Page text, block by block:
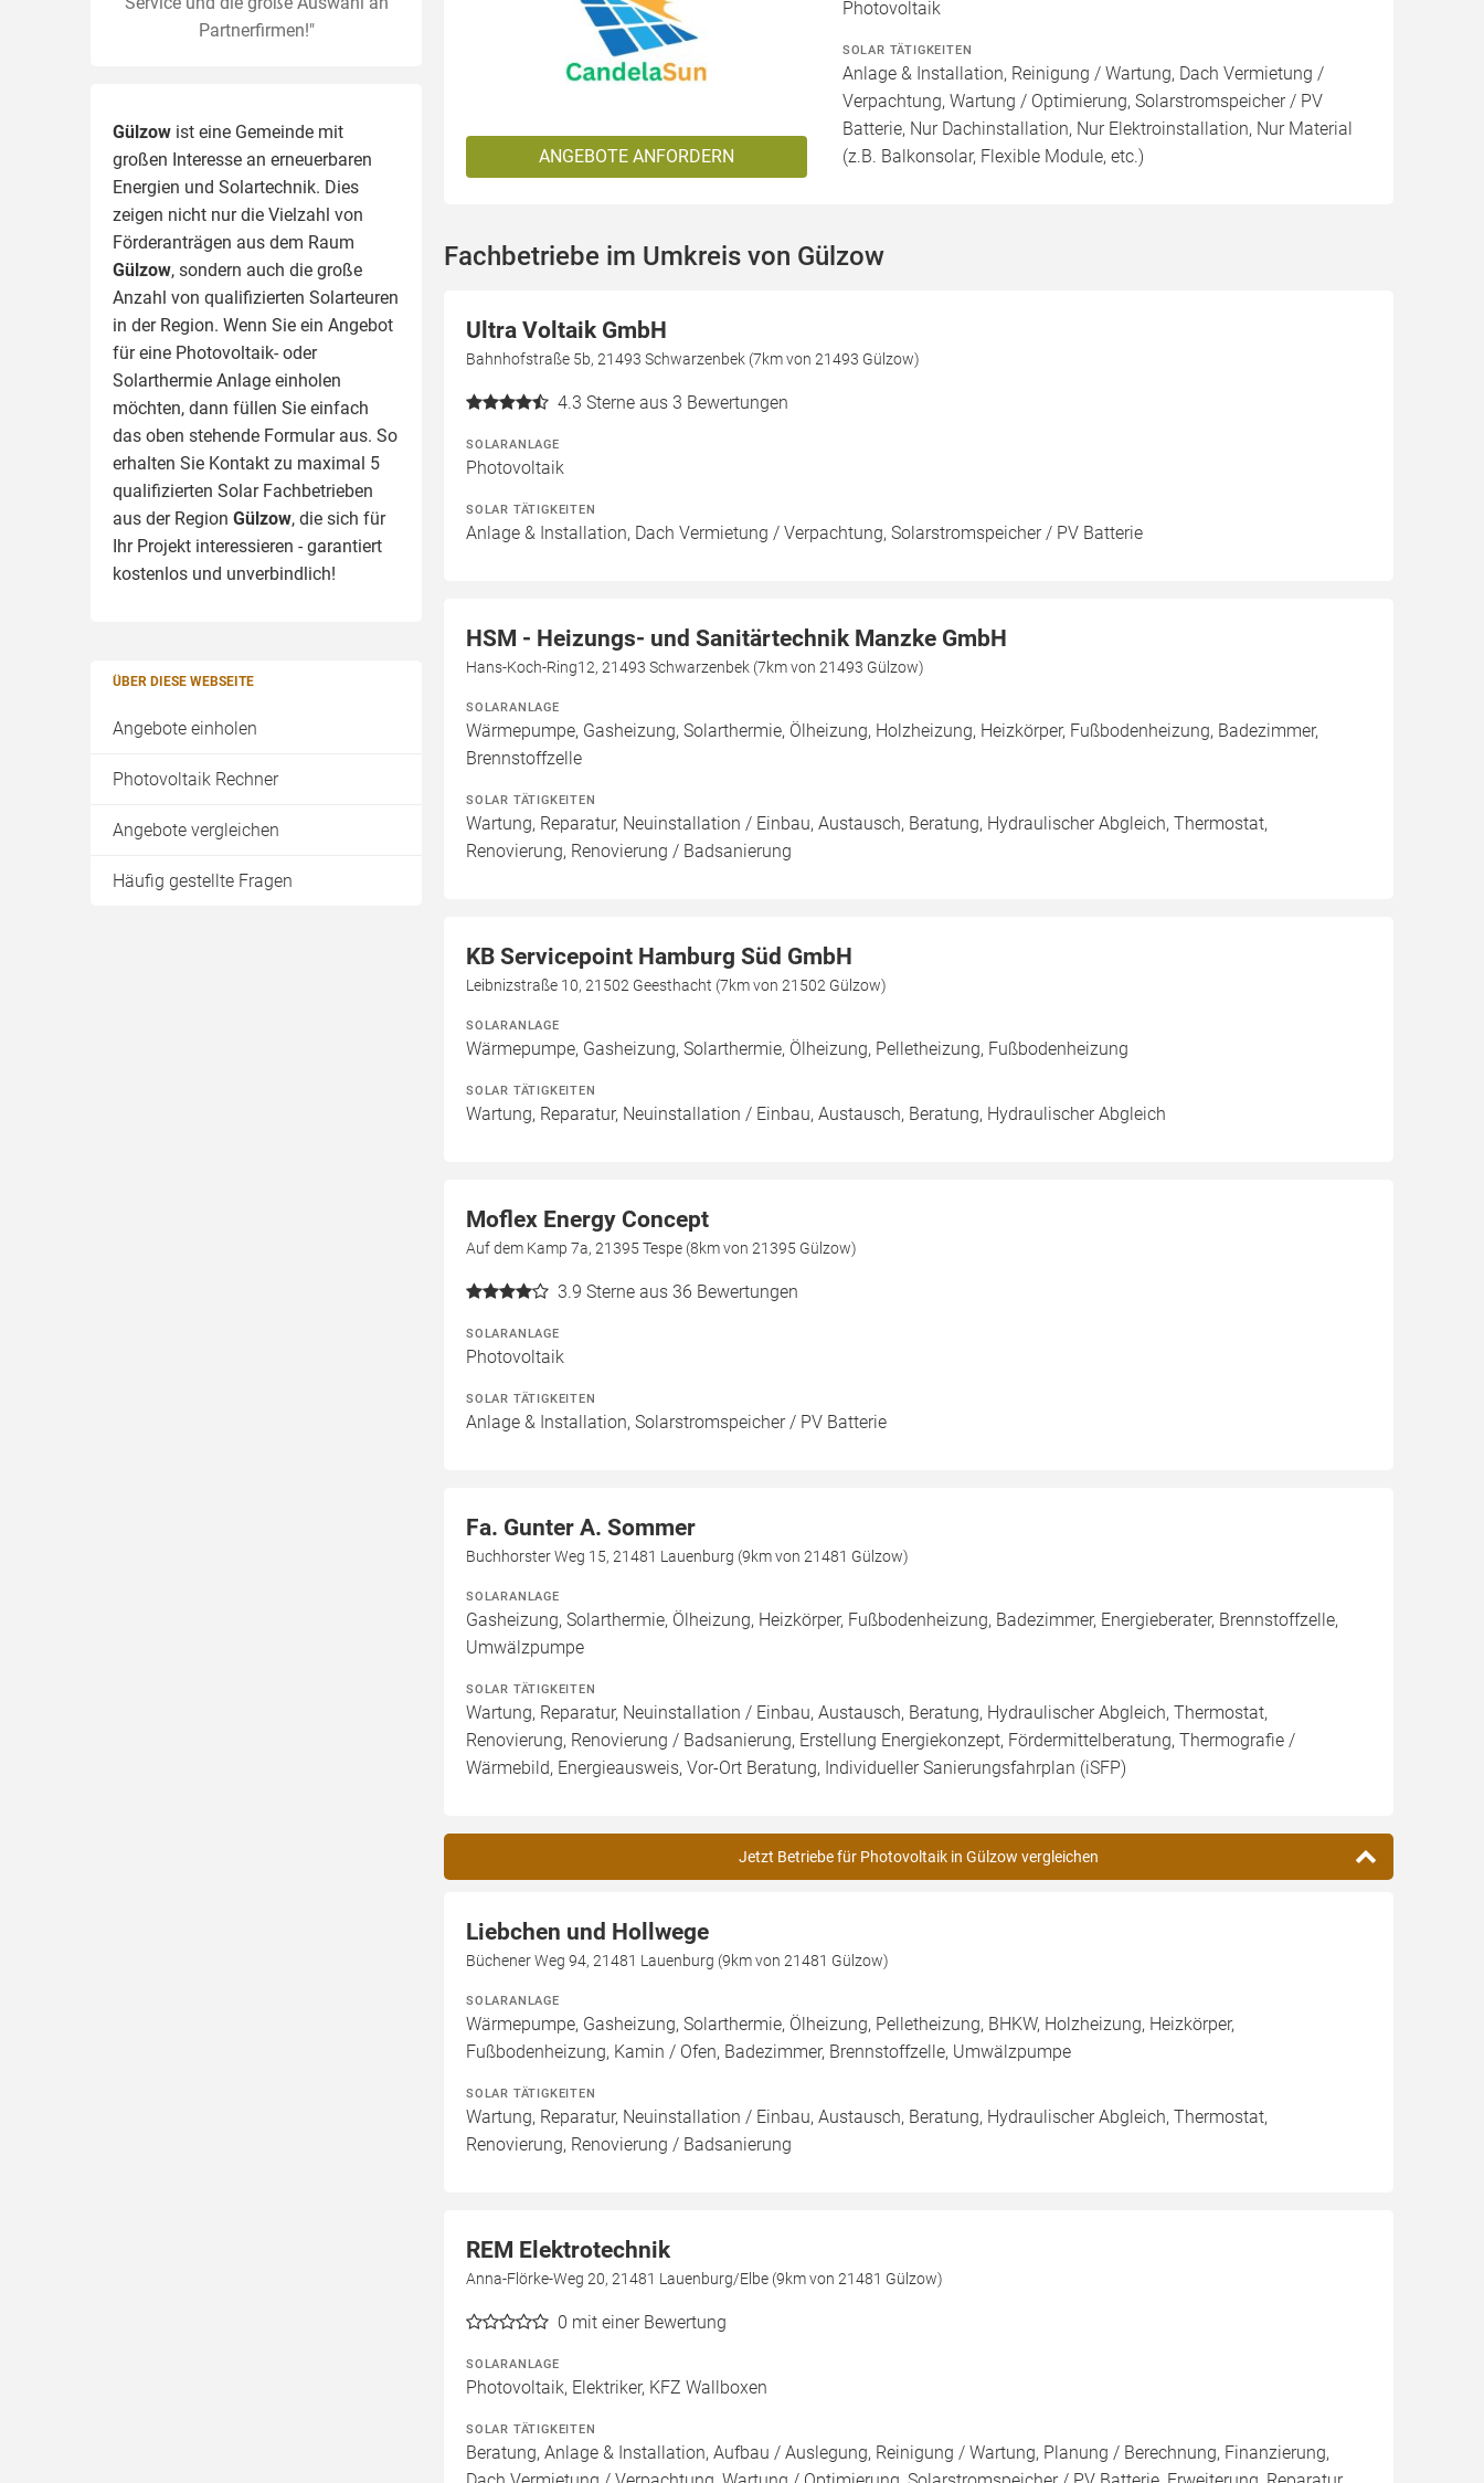
Partnerfirmen!"
Gülzow ist eine Gemeinde mit
großen Interesse an erneuerbaren
Energien und Solartechnik. Dies
zeigen nicht nur die Vielzahl von
Förderanträgen aus dem Raum
Gülzow, sondern auch die große
Anzahl von qualifizierten Solarteuren
in der Region. Wenn Sie ein Angebot
für eine Photovoltaik- oder
Solarthermie Anlage einholen
möchten, dann füllen Sie einfach
das oben stehende Formular aus. So
erhalten Sie Kontakt zu maximal 5
qualifizierten Solar Fachbetrieben
aus der Region Gülzow, die sich für
Ihr Projekt interessieren - garantiert
kostenlos und unverbindlich!
ÜBER DIESE WEBSEITE
Angebote einholen
Photovoltaik Rechner
Angebote vergleichen
Häufig gestellte Fragen
ANGEBOTE ANFORDERN
Photovoltaik
SOLAR TÄTIGKEITEN
Anlage & Installation, Reinigung / Wartung, Dach Vermietung /
Verpachtung, Wartung / Optimierung, Solarstromspeicher / PV
Batterie, Nur Dachinstallation, Nur Elektroinstallation, Nur Material
(z.B. Balkonsolar, Flexible Module, etc.)
Fachbetriebe im Umkreis von Gülzow
Ultra Voltaik GmbH
Bahnhofstraße 5b, 21493 Schwarzenbek (7km von 21493 Gülzow)
4.3 Sterne aus 3 Bewertungen
SOLARANLAGE
Photovoltaik
SOLAR TÄTIGKEITEN
Anlage & Installation, Dach Vermietung / Verpachtung, Solarstromspeicher / PV Batterie
HSM - Heizungs- und Sanitärtechnik Manzke GmbH
Hans-Koch-Ring12, 21493 Schwarzenbek (7km von 21493 Gülzow)
SOLARANLAGE
Wärmepumpe, Gasheizung, Solarthermie, Ölheizung, Holzheizung, Heizkörper, Fußbodenheizung, Badezimmer,
Brennstoffzelle
SOLAR TÄTIGKEITEN
Wartung, Reparatur, Neuinstallation / Einbau, Austausch, Beratung, Hydraulischer Abgleich, Thermostat,
Renovierung, Renovierung / Badsanierung
KB Servicepoint Hamburg Süd GmbH
Leibnizstraße 10, 21502 Geesthacht (7km von 21502 Gülzow)
SOLARANLAGE
Wärmepumpe, Gasheizung, Solarthermie, Ölheizung, Pelletheizung, Fußbodenheizung
SOLAR TÄTIGKEITEN
Wartung, Reparatur, Neuinstallation / Einbau, Austausch, Beratung, Hydraulischer Abgleich
Moflex Energy Concept
Auf dem Kamp 7a, 21395 Tespe (8km von 21395 Gülzow)
3.9 Sterne aus 36 Bewertungen
SOLARANLAGE
Photovoltaik
SOLAR TÄTIGKEITEN
Anlage & Installation, Solarstromspeicher / PV Batterie
Fa. Gunter A. Sommer
Buchhorster Weg 15, 21481 Lauenburg (9km von 21481 Gülzow)
SOLARANLAGE
Gasheizung, Solarthermie, Ölheizung, Heizkörper, Fußbodenheizung, Badezimmer, Energieberater, Brennstoffzelle,
Umwälzpumpe
SOLAR TÄTIGKEITEN
Wartung, Reparatur, Neuinstallation / Einbau, Austausch, Beratung, Hydraulischer Abgleich, Thermostat,
Renovierung, Renovierung / Badsanierung, Erstellung Energiekonzept, Fördermittelberatung, Thermografie /
Wärmebild, Energieausweis, Vor-Ort Beratung, Individueller Sanierungsfahrplan (iSFP)
Jetzt Betriebe für Photovoltaik in Gülzow vergleichen
Liebchen und Hollwege
Büchener Weg 94, 21481 Lauenburg (9km von 21481 Gülzow)
SOLARANLAGE
Wärmepumpe, Gasheizung, Solarthermie, Ölheizung, Pelletheizung, BHKW, Holzheizung, Heizkörper,
Fußbodenheizung, Kamin / Ofen, Badezimmer, Brennstoffzelle, Umwälzpumpe
SOLAR TÄTIGKEITEN
Wartung, Reparatur, Neuinstallation / Einbau, Austausch, Beratung, Hydraulischer Abgleich, Thermostat,
Renovierung, Renovierung / Badsanierung
REM Elektrotechnik
Anna-Flörke-Weg 20, 21481 Lauenburg/Elbe (9km von 21481 Gülzow)
0 mit einer Bewertung
SOLARANLAGE
Photovoltaik, Elektriker, KFZ Wallboxen
SOLAR TÄTIGKEITEN
Beratung, Anlage & Installation, Aufbau / Auslegung, Reinigung / Wartung, Planung / Berechnung, Finanzierung,